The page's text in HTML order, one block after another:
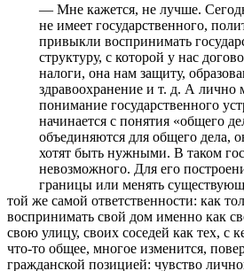
— Мне кажется, не лучше.
не имеет государственного,
привыкли воспринимать
структуру, с которой у нас
налоги, она нам защиту,
здравоохранение и т. д. А лично
понимание государственного
начинается с понятия «общего
объединяются для общего дела,
хотят быть нужными. В таком
невозможного. Для его
границы или менять
той же самой ответственности: как
воспринимать свой дом именно как
свою улицу, своих соседей как тех, с
что-то общее, многое изменится,
гражданской позицией: чувство